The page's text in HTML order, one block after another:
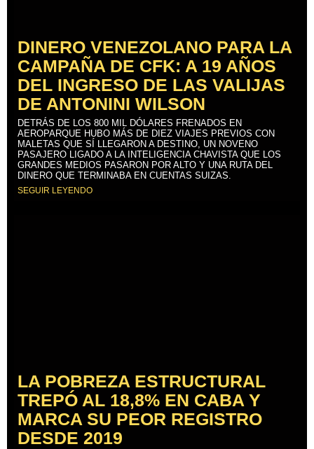
DINERO VENEZOLANO PARA LA
CAMPAÑA DE CFK: A 19 AÑOS
DEL INGRESO DE LAS VALIJAS
DE ANTONINI WILSON
DETRÁS DE LOS 800 MIL DÓLARES FRENADOS EN
AEROPARQUE HUBO MÁS DE DIEZ VIAJES PREVIOS CON
MALETAS QUE SÍ LLEGARON A DESTINO, UN NOVENO
PASAJERO LIGADO A LA INTELIGENCIA CHAVISTA QUE LOS
GRANDES MEDIOS PASARON POR ALTO Y UNA RUTA DEL
DINERO QUE TERMINABA EN CUENTAS SUIZAS.
SEGUIR LEYENDO
LA POBREZA ESTRUCTURAL
TREPÓ AL 18,8% EN CABA Y
MARCA SU PEOR REGISTRO
DESDE 2019